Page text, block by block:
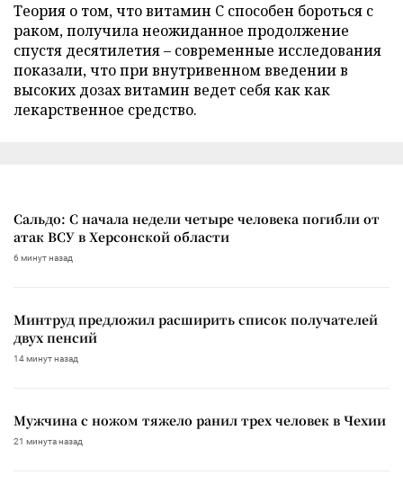
Теория о том, что витамин C способен бороться с
раком, получила неожиданное продолжение
спустя десятилетия – современные исследования
показали, что при внутривенном введении в
высоких дозах витамин ведет себя как как
лекарственное средство.
Сальдо: С начала недели четыре человека погибли от
атак ВСУ в Херсонской области
6 минут назад
Минтруд предложил расширить список получателей
двух пенсий
14 минут назад
Мужчина с ножом тяжело ранил трех человек в Чехии
21 минута назад